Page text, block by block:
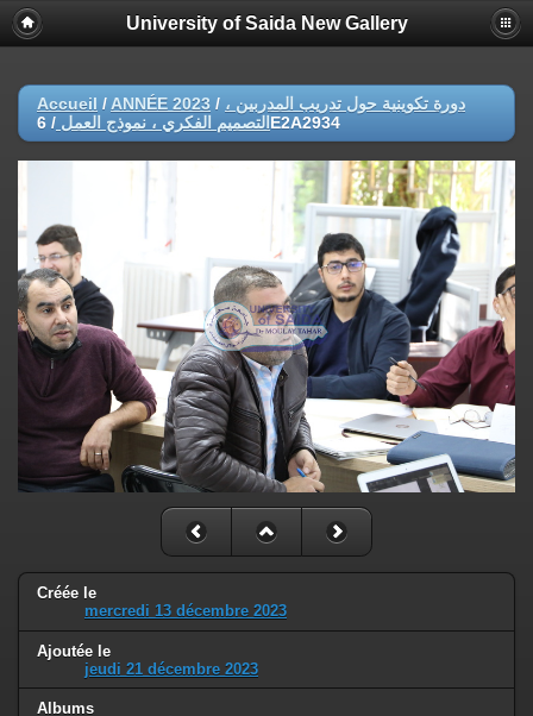
University of Saida New Gallery
Accueil / ANNÉE 2023 / دورة تكوينية حول تدريب المدربين ،
التصميم الفكري ، نموذج العمل / 6E2A2934
Créée le
mercredi 13 décembre 2023
Ajoutée le
jeudi 21 décembre 2023
Albums